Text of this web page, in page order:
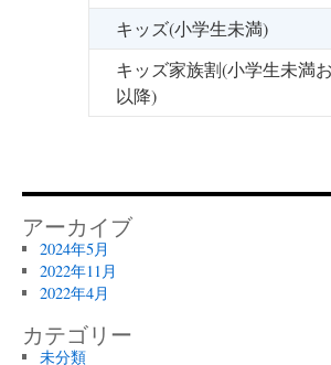
キッズ(小学生未満)
キッズ家族割(小学生未満
以降)
アーカイブ
2024年5月
2022年11月
2022年4月
カテゴリー
未分類